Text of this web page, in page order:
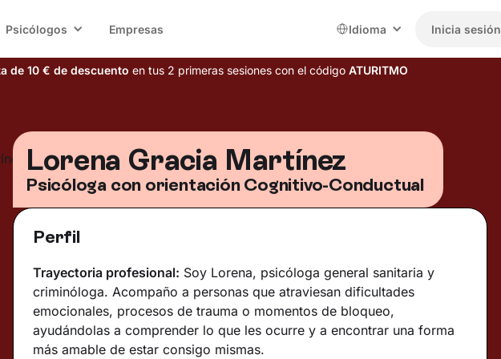
Psicólogos Empresas Idioma Inicia sesión
de 10 € de descuento en tus 2 primeras sesiones con el código ATURITMO
Lorena Gracia Martínez
Psicóloga con orientación Cognitivo-Conductual
Perfil
Trayectoria profesional: Soy Lorena, psicóloga general sanitaria y
criminóloga. Acompaño a personas que atraviesan dificultades
emocionales, procesos de trauma o momentos de bloqueo,
ayudándolas a comprender lo que les ocurre y a encontrar una forma
más amable de estar consigo mismas.